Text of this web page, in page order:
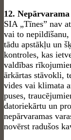
12.
SIA „Tīnes” nav
vai to
tādu apstākļu un
kontroles, kas
valdības
ārkārtas stāvokli,
vides vai klimata
puses,
datoriekārtu un
nepārvaramas
novērst radušos